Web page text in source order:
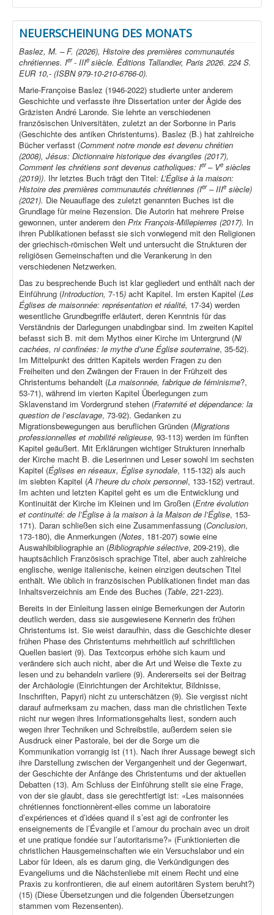
NEUERSCHEINUNG DES MONATS
Baslez, M. – F. (2026), Histoire des premières communautés
chrétiennes. Ier- IIIe siècle. Éditions Tallandier, Paris 2026. 224 S.
EUR 10,- (ISBN 979-10-210-6766-0).
Marie-Françoise Baslez (1946-2022) studierte unter anderem
Geschichte und verfasste ihre Dissertation unter der Ägide des
Gräzisten André Laronde. Sie lehrte an verschiedenen
französischen Universitäten, zuletzt an der Sorbonne in Paris
(Geschichte des antiken Christentums). Baslez (B.) hat zahlreiche
Bücher verfasst (Comment notre monde est devenu chrétien
(2008), Jésus: Dictionnaire historique des évangiles (2017),
Comment les chrétiens sont devenus catholiques: Ier– Ve siècles
(2019)). Ihr letztes Buch trägt den Titel: L’Église à la maison:
Histoire des premières communautés chrétiennes (Ier– IIIe siècle)
(2021). Die Neuauflage des zuletzt genannten Buches ist die
Grundlage für meine Rezension. Die Autorin hat mehrere Preise
gewonnen, unter anderem den Prix François-Millepierres (2017). In
ihren Publikationen befasst sie sich vorwiegend mit den Religionen
der griechisch-römischen Welt und untersucht die Strukturen der
religiösen Gemeinschaften und die Verankerung in den
verschiedenen Netzwerken.
Das zu besprechende Buch ist klar gegliedert und enthält nach der
Einführung (Introduction, 7-15) acht Kapitel. Im ersten Kapitel (Les
Églises de maisonnée: représentation et réalité, 17-34) werden
wesentliche Grundbegriffe erläutert, deren Kenntnis für das
Verständnis der Darlegungen unabdingbar sind. Im zweiten Kapitel
befasst sich B. mit dem Mythos einer Kirche im Untergrund (Ni
cachées, ni confinées: le mythe d’une Église souterraine, 35-52).
Im Mittelpunkt des dritten Kapitels werden Fragen zu den
Freiheiten und den Zwängen der Frauen in der Frühzeit des
Christentums behandelt (La maisonnée, fabrique de féminisme?,
53-71), während im vierten Kapitel Überlegungen zum
Sklavenstand im Vordergrund stehen (Fraternité et dépendance: la
question de l’esclavage, 73-92). Gedanken zu
Migrationsbewegungen aus beruflichen Gründen (Migrations
professionnelles et mobilité religieuse, 93-113) werden im fünften
Kapitel geäußert. Mit Erklärungen wichtiger Strukturen innerhalb
der Kirche macht B. die Leserinnen und Leser sowohl im sechsten
Kapitel (Églises en réseaux, Église synodale, 115-132) als auch
im siebten Kapitel (À l’heure du choix personnel, 133-152) vertraut.
Im achten und letzten Kapitel geht es um die Entwicklung und
Kontinuität der Kirche im Kleinen und im Großen (Entre évolution
et continuité: de l’Église à la maison à la Maison de l’Église, 153-
171). Daran schließen sich eine Zusammenfassung (Conclusion,
173-180), die Anmerkungen (Notes, 181-207) sowie eine
Auswahlbibliographie an (Bibliographie sélective, 209-219), die
hauptsächlich Französisch sprachige Titel, aber auch zahlreiche
englische, wenige italienische, keinen einzigen deutschen Titel
enthält. Wie üblich in französischen Publikationen findet man das
Inhaltsverzeichnis am Ende des Buches (Table, 221-223).
Bereits in der Einleitung lassen einige Bemerkungen der Autorin
deutlich werden, dass sie ausgewiesene Kennerin des frühen
Christentums ist. Sie weist daraufhin, dass die Geschichte dieser
frühen Phase des Christentums mehrheitlich auf schriftlichen
Quellen basiert (9). Das Textcorpus erhöhe sich kaum und
verändere sich auch nicht, aber die Art und Weise die Texte zu
lesen und zu behandeln variiere (9). Andererseits sei der Beitrag
der Archäologie (Einrichtungen der Architektur, Bildnisse,
Inschriften, Papyri) nicht zu unterschätzen (9). Sie vergisst nicht
darauf aufmerksam zu machen, dass man die christlichen Texte
nicht nur wegen ihres Informationsgehalts liest, sondern auch
wegen ihrer Techniken und Schreibstile, außerdem seien sie
Ausdruck einer Pastorale, bei der die Sorge um die
Kommunikation vorrangig ist (11). Nach ihrer Aussage bewegt sich
ihre Darstellung zwischen der Vergangenheit und der Gegenwart,
der Geschichte der Anfänge des Christentums und der aktuellen
Debatten (13). Am Schluss der Einführung stellt sie eine Frage,
von der sie glaubt, dass sie gerechtfertigt ist: «Les maisonnées
chrétiennes fonctionnèrent-elles comme un laboratoire
d’expériences et d’idées quand il s’est agi de confronter les
enseignements de l’Évangile et l’amour du prochain avec un droit
et une pratique fondée sur l’autoritarisme?» (Funktionierten die
christlichen Hausgemeinschaften wie ein Versuchslabor und ein
Labor für Ideen, als es darum ging, die Verkündigungen des
Evangeliums und die Nächstenliebe mit einem Recht und eine
Praxis zu konfrontieren, die auf einem autoritären System beruht?)
(15) (Diese Übersetzungen und die folgenden Übersetzungen
stammen vom Rezensenten).